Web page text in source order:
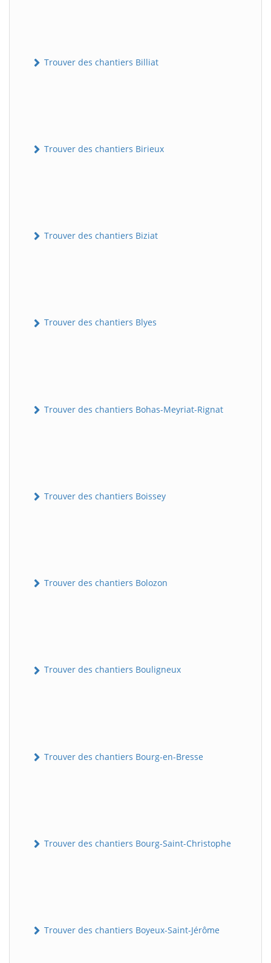
Trouver des chantiers Billiat
Trouver des chantiers Birieux
Trouver des chantiers Biziat
Trouver des chantiers Blyes
Trouver des chantiers Bohas-Meyriat-Rignat
Trouver des chantiers Boissey
Trouver des chantiers Bolozon
Trouver des chantiers Bouligneux
Trouver des chantiers Bourg-en-Bresse
Trouver des chantiers Bourg-Saint-Christophe
Trouver des chantiers Boyeux-Saint-Jérôme